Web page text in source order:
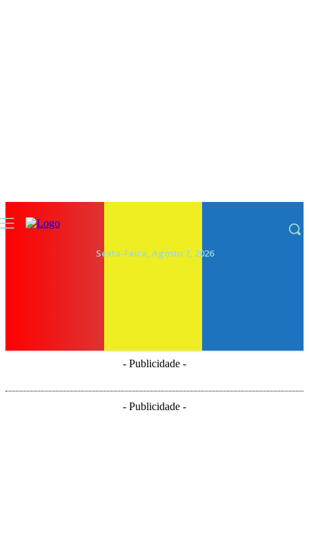
Sexta-Feira, Agosto 7, 2026
- Publicidade -
- Publicidade -